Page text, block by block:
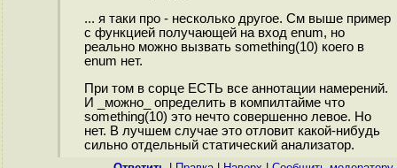
... я таки про - несколько другое. См выше пример
с функцией получающей на вход enum, но
реально можно вызвать something(10) коего в
enum нет.
При том в сорце ЕСТЬ все аннотации намерений.
И _можно_ определить в компилтайме что
something(10) это нечто совершенно левое. Но
нет. В лучшем случае это отловит какой-нибудь
сильно отдельный статический анализатор.